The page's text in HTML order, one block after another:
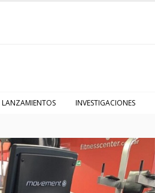
LANZAMIENTOS INVESTIGACIONES